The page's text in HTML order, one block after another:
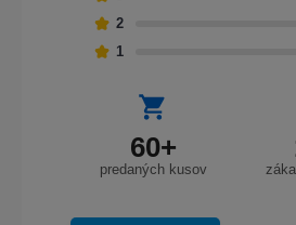
2
1
60+
predaných kusov